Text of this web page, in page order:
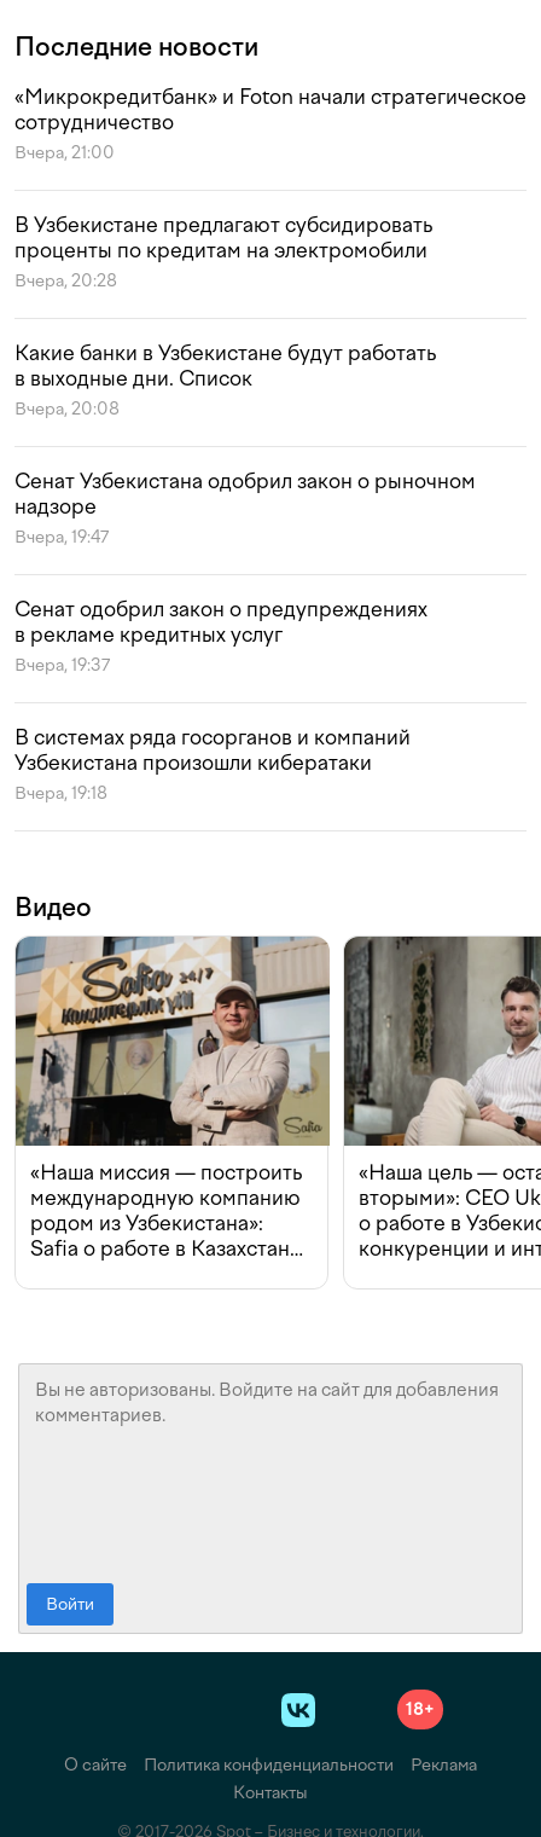
Последние новости
«Микрокредитбанк» и Foton начали стратегическое
сотрудничество
Вчера, 21:00
В Узбекистане предлагают субсидировать
проценты по кредитам на электромобили
Вчера, 20:28
Какие банки в Узбекистане будут работать
в выходные дни. Список
Вчера, 20:08
Сенат Узбекистана одобрил закон о рыночном
надзоре
Вчера, 19:47
Сенат одобрил закон о предупреждениях
в рекламе кредитных услуг
Вчера, 19:37
В системах ряда госорганов и компаний
Узбекистана произошли кибератаки
Вчера, 19:18
Видео
«Наша миссия — построить
международную компанию
родом из Узбекистана»:
Safia о работе в Казахстане,
«Наша цель —
вторыми»: CEO
о работе в
конкуренции и
Войти
18+
О сайте Политика конфиденциальности
Реклама
Контакты
© 2017-2026 Spot – Бизнес и технологии.